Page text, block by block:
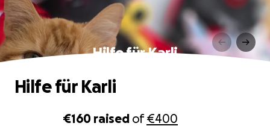
Hilfe für Karli
€160 raised of€400
Hilfe für Karli